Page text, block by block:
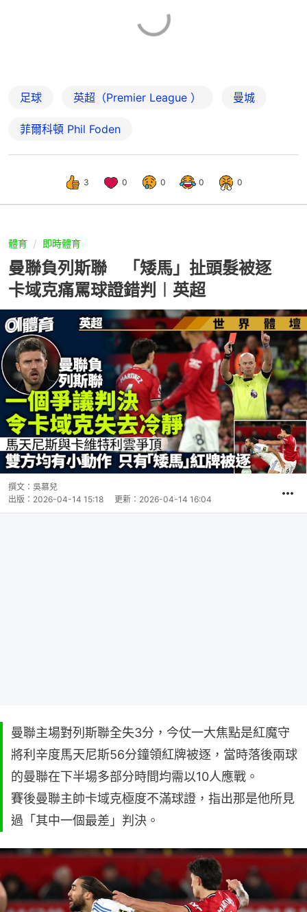
足球 英超（Premier League ） 曼城
菲爾科頓 Phil Foden
3 0 0 0 0
體育 即時體育
曼聯負列斯聯 「矮馬」扯頭髮被逐
卡域克痛罵球證錯判︱英超
撰文： 吳慕兒
出版： 2026-04-14 15:18 更新： 2026-04-14 16:04
曼聯主場對列斯聯全失3分，今仗一大焦點是紅魔守
將利辛度馬天尼斯56分鐘領紅牌被逐，當時落後兩球
的曼聯在下半場多部分時間均需以10人應戰。
賽後曼聯主帥卡域克極度不滿球證，指出那是他所見
過「其中一個最差」判決。